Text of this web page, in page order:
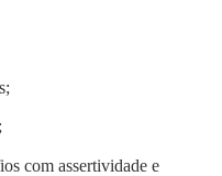
com assertividade e